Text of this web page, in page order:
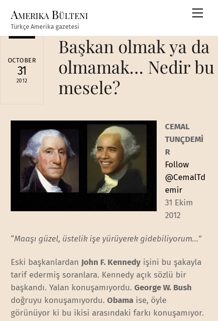
content
Amerika Bülteni
Türkçe Amerika gazetesi
OCTOBER
31
2012
Başkan olmak ya da
olmamak… Nedir bu
mesele?
CEMAL
TUNÇDEMİ
R
Follow
@CemalTd
emir
31 Ekim
2012
“Maaşı güzel, üstelik işe yürüyerek gidebiliyorum…”
Eski başkanlardan John F. Kennedy işini bu şakayla
tarif edermiş soranlara. Kennedy açık sözlü bir
başkandı. Yalan konuşamıyordu.George W. Bush
doğruyu konuşamıyordu.Obama ise, öyle
görünüyor ki bu ikisi arasındaki farkı konuşamıyor.